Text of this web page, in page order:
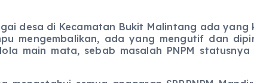
desa di Kecamatan Bukit Malintang ada yang
mengembalikan, ada yang mengutif dan
main mata, sebab masalah PNPM statusnya